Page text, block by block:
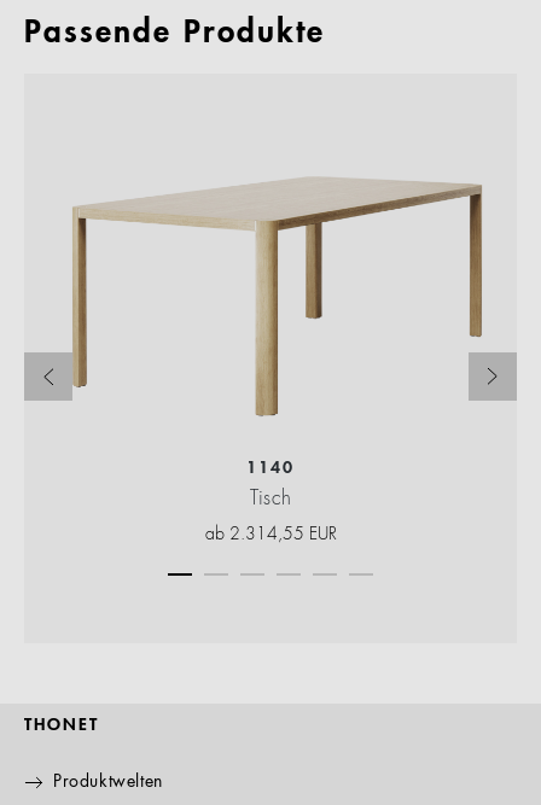
Passende Produkte
1140
Tisch
ab 2.314,55 EUR
THONET
Produktwelten